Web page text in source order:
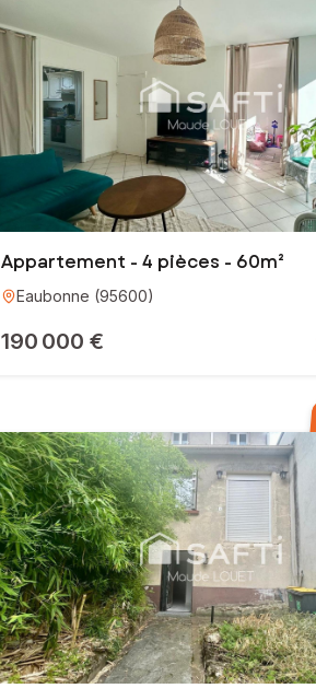
Appartement - 4 pièces - 60m²
Eaubonne (95600)
190 000 €